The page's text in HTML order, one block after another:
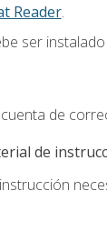
Reader.
ser
de
de